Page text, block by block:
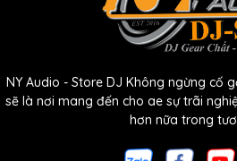
NY Audio - Store DJ Không ngừng cố
sẽ là nơi mang đến cho ae sự trãi
hơn nữa trong